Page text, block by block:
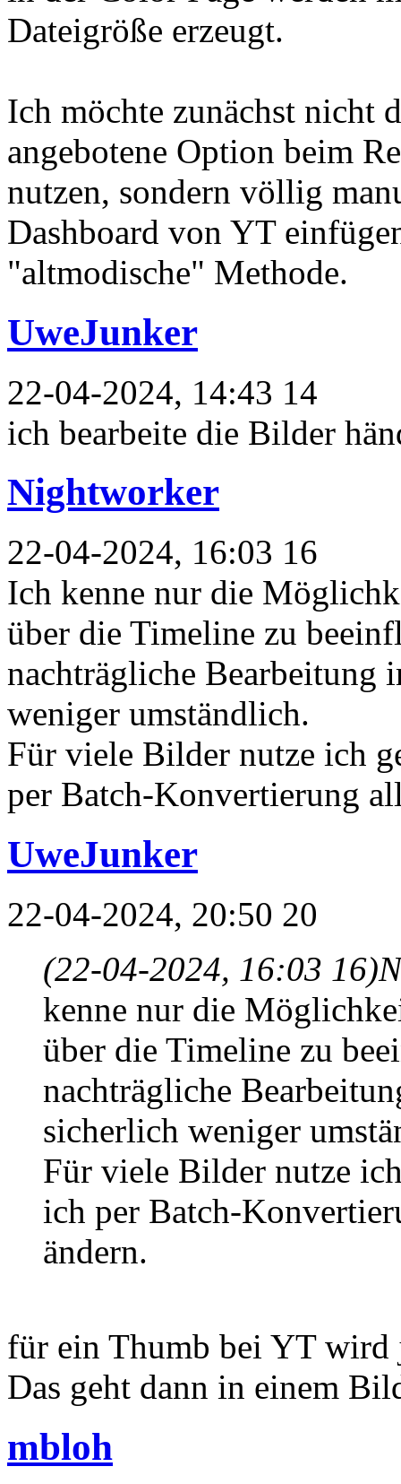
Dateigröße erzeugt.
Ich möchte zunächst nicht
angebotene Option beim
nutzen, sondern völlig
Dashboard von YT
"altmodische" Methode.
UweJunker
22-04-2024, 14:43 14
ich bearbeite die Bilder
Nightworker
22-04-2024, 16:03 16
Ich kenne nur die
über die Timeline zu
nachträgliche Bearbeitung
weniger umständlich.
Für viele Bilder nutze ich
per Batch-Konvertierung
UweJunker
22-04-2024, 20:50 20
(22-04-2024, 16:03 16)
kenne nur die
über die Timeline zu
nachträgliche
sicherlich weniger
Für viele Bilder nutze
ich per Batch-
ändern.
für ein Thumb bei YT
Das geht dann in einem
mbloh